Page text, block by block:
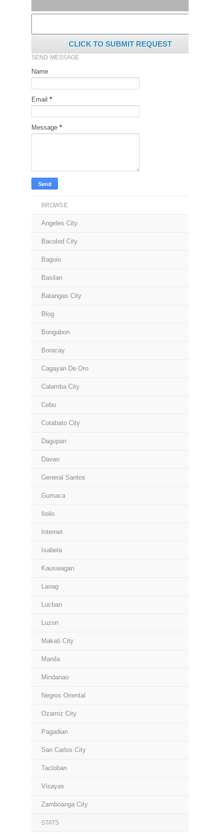
CLICK TO SUBMIT REQUEST
SEND MESSAGE
Name
Email *
Message *
BROWSE
Angeles City
Bacolod City
Baguio
Basilan
Batangas City
Blog
Bongabon
Boracay
Cagayan De Oro
Calamba City
Cebu
Cotabato City
Dagupan
Davao
General Santos
Gumaca
Iloilo
Internet
Isabela
Kauswagan
Laoag
Lucban
Luzon
Makati City
Manila
Mindanao
Negros Oriental
Ozamiz City
Pagadian
San Carlos City
Tacloban
Visayas
Zamboanga City
STATS